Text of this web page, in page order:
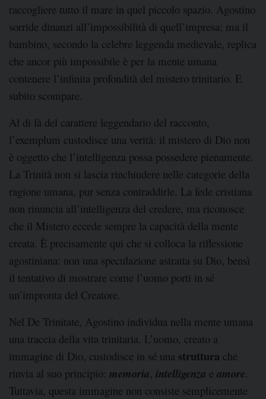
raccogliere tutto il mare in quel piccolo spazio. Agostino
sorride dinanzi all’impossibilità di quell’impresa; ma il
bambino, secondo la celebre leggenda medievale, replica
che ancor più impossibile è per la mente umana
contenere l’infinita profondità del mistero trinitario. E
subito scompare.
Al di là del carattere leggendario del racconto,
l’exemplum custodisce una verità: il mistero di Dio non
è oggetto che l’intelligenza possa possedere pienamente.
La Trinità non si lascia rinchiudere nelle categorie della
ragione umana, pur senza contraddirle. La fede cristiana
non rinuncia all’intelligenza del credere, ma riconosce
che il Mistero eccede sempre la capacità della mente
creata. È precisamente qui che si colloca la riflessione
agostiniana: non una speculazione astratta su Dio, bensì
il tentativo di mostrare come l’uomo porti in sé
un’impronta del Creatore.
Nel De Trinitate, Agostino individua nella mente umana
una traccia della vita trinitaria. L’uomo, creato a
immagine di Dio, custodisce in sé una struttura che
rinvia al suo principio: memoria, intelligenza e amore.
Tuttavia, questa immagine non consiste semplicemente